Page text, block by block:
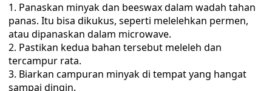
Panaskan minyak dan beeswax dalam wadah tahan
panas. Itu bisa dikukus, seperti melelehkan permen,
atau dipanaskan dalam microwave.
Pastikan kedua bahan tersebut meleleh dan
tercampur rata.
Biarkan campuran minyak di tempat yang hangat
sampai dingin.